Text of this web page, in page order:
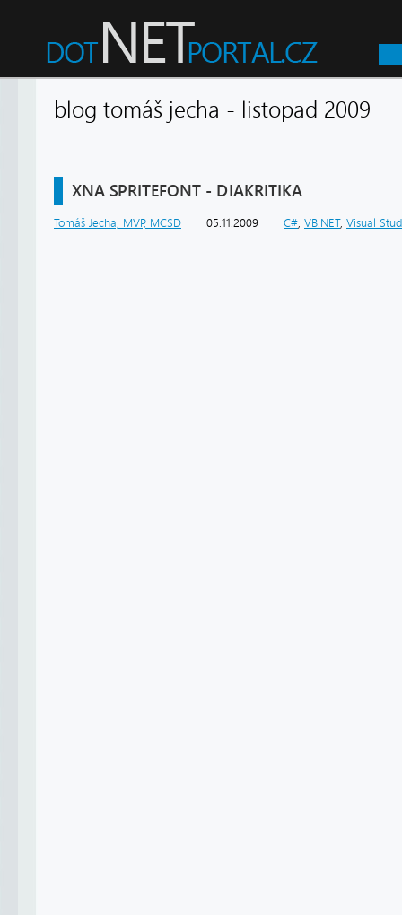
blog tomáš jecha - listopad 2009
XNA SPRITEFONT - DIAKRITIKA
Tomáš Jecha, MVP, MCSD 05.11.2009 C#, VB.NET, Visual